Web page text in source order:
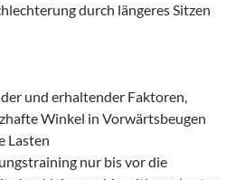
durch längeres Sitzen
und erhaltender Faktoren,
Winkel in Vorwärtsbeugen
Lasten
nur bis vor die